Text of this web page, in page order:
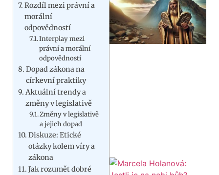
Rozdíl mezi právní a
morální
odpovědností
Interplay mezi
právní a morální
odpovědností
Dopad zákona na
církevní praktiky
Aktuální trendy a
změny v legislativě
Změny v legislativě
a jejich dopad
Diskuze: Etické
otázky kolem víry a
zákona
Jak rozumět dobré